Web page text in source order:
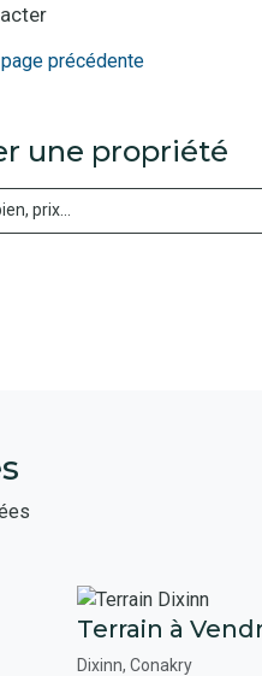
précédente
une propriété
Terrain à
Dixinn, Conakry